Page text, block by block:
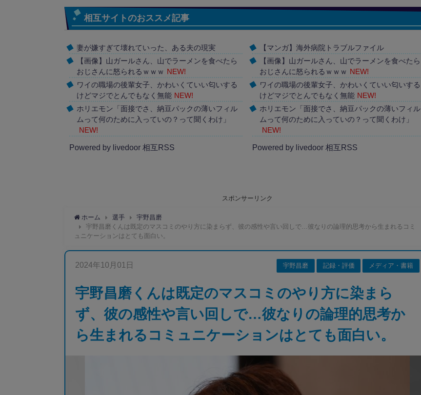
相互サイトのおススメ記事
妻が嫌すぎて壊れていった、ある夫の現実
【画像】山ガールさん、山でラーメンを食べたら
おじさんに怒られるｗｗｗ
NEW!
ワイの職場の後輩女子、かわいくていい匂いする
けどマジでとんでもなく無能 NEW!
ホリエモン「面接でさ、納豆パックの薄いフィル
ムって何のために入っていの？って聞くわけ」
NEW!
Powered by livedoor 相互RSS
【マンガ】海外病院トラブルファイル
【画像】山ガールさん、山でラーメンを食べたら
おじさんに怒られるｗｗｗ
NEW!
ワイの職場の後輩女子、かわいくていい匂いする
けどマジでとんでもなく無能 NEW!
ホリエモン「面接でさ、納豆パックの薄いフィル
ムって何のために入っていの？って聞くわけ」
NEW!
Powered by livedoor 相互RSS
スポンサーリンク
ホーム 選手
宇野昌磨
宇野昌磨くんは既定のマスコミのやり方に染まらず、彼の感性や言い回しで…彼なりの論理的思考から生まれるコミ
ュニケーションはとても面白い。
2024年10月01日 宇野昌磨 記録・評価 メディア・書籍
宇野昌磨くんは既定のマスコミのやり方に染まら
ず、彼の感性や言い回しで…彼なりの論理的思考か
ら生まれるコミュニケーションはとても面白い。